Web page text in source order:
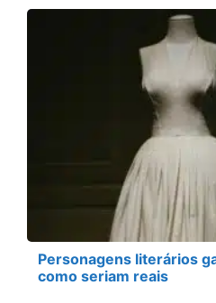
Personagens literários
como seriam reais